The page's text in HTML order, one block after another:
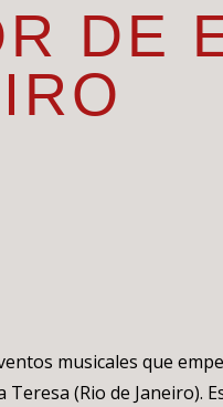
DE
musicales que
(Rio de